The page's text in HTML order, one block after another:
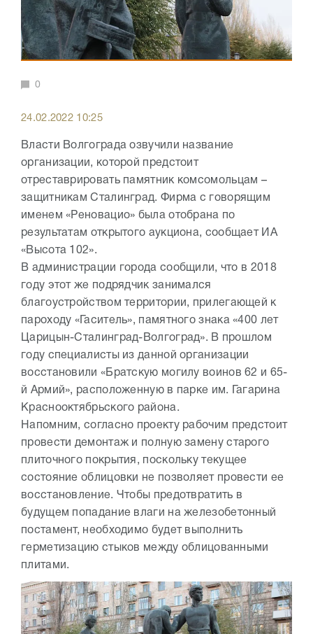
0
24.02.2022 10:25
Власти Волгограда озвучили название
организации, которой предстоит
отреставрировать памятник комсомольцам –
защитникам Сталинград. Фирма с говорящим
именем «Реновацио» была отобрана по
результатам открытого аукциона, сообщает ИА
«Высота 102».
В администрации города сообщили, что в 2018
году этот же подрядчик занимался
благоустройством территории, прилегающей к
пароходу «Гаситель», памятного знака «400 лет
Царицын-Сталинград-Волгоград». В прошлом
году специалисты из данной организации
восстановили «Братскую могилу воинов 62 и 65-
й Армий», расположенную в парке им. Гагарина
Краснооктябрьского района.
Напомним, согласно проекту рабочим предстоит
провести демонтаж и полную замену старого
плиточного покрытия, поскольку текущее
состояние облицовки не позволяет провести ее
восстановление. Чтобы предотвратить в
будущем попадание влаги на железобетонный
постамент, необходимо будет выполнить
герметизацию стыков между облицованными
плитами.